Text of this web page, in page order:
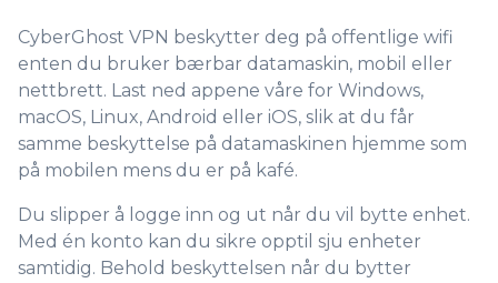
CyberGhost VPN beskytter deg på offentlige wifi
enten du bruker bærbar datamaskin, mobil eller
nettbrett. Last ned appene våre for Windows,
macOS, Linux, Android eller iOS, slik at du får
samme beskyttelse på datamaskinen hjemme som
på mobilen mens du er på kafé.
Du slipper å logge inn og ut når du vil bytte enhet.
Med én konto kan du sikre opptil sju enheter
samtidig. Behold beskyttelsen når du bytter